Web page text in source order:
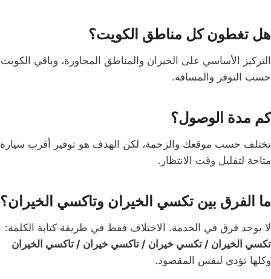
هل تغطون كل مناطق الكويت؟
التركيز الأساسي على الخيران والمناطق المجاورة، وباقي الكويت
حسب التوفر والمسافة.
كم مدة الوصول؟
تختلف حسب موقعك والزحمة، لكن الهدف هو توفير أقرب سيارة
متاحة لتقليل وقت الانتظار.
ما الفرق بين تكسي الخيران وتاكسي الخيران؟
لا يوجد فرق في الخدمة. الاختلاف فقط في طريقة كتابة الكلمة:
تكسي الخيران / تكسي خيران / تاكسي خيران / تاكسي الخيران
وكلها تؤدي لنفس المقصود.